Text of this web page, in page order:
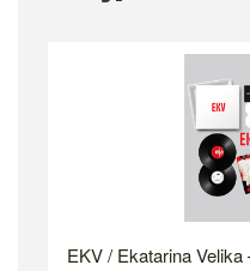
EKV / Ekatarina